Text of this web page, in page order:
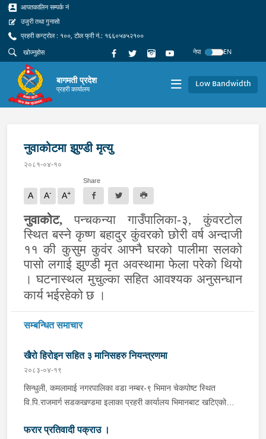
आपतकालिन सम्पर्क नं
उजुरी तथा गुनासो
प्रहरी कन्ट्रोल : १००, टोल फ्री नं.: १६६०५७५२१००
नेपा
EN
बागमती प्रदेश
प्रहरी कार्यालय Low Bandwidth
नुवाकोटमा झुण्डी मृत्यु
२०८१-०४-१०
A A- A+
Share
नुवाकोट, पन्चकन्या गाउँपालिका-३, कुंवरटोल
स्थित बस्ने कृष्ण बहादुर कुंवरको छोरी वर्ष अन्दाजी
११ की कुसुम कुवंर आफ्नै घरको पालीमा सलको
पासो लगाई झुण्डी मृत अवस्थामा फेला परेको थियो
। घटनास्थल मुचुल्का सहित आवश्यक अनुसन्धान
कार्य भईरहेको छ ।
सम्बन्धित समाचार
खैरो हिरोइन सहित ३ मानिसहरु नियन्त्रणमा
२०८३-०४-१९
सिन्धुली, कमलामाई नगरपालिका वडा नम्बर-९ भिमान चेकपोष्ट स्थित
वि.पि.राजमार्ग सडकखण्डमा इलाका प्रहरी कार्यालय भिमानबाट खटिएको
बर्दिवासको संयुक्त टोलीले मोरङबाट काठमाण्डौ तर्फ जाँदै गरेको चालक
फरार प्रतिवादी पक्राउ ।